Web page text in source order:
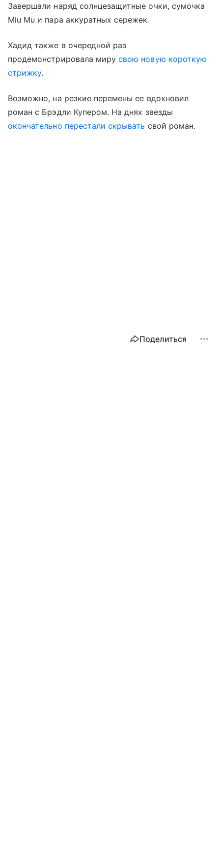
Завершали наряд солнцезащитные очки, сумочка
Miu Mu и пара аккуратных сережек.
Хадид также в очередной раз
продемонстрировала мирусвою новую короткую
стрижку.
Возможно, на резкие перемены ее вдохновил
роман с Брэдли Купером. На днях звезды
окончательно перестали скрывать свой роман.
Поделиться